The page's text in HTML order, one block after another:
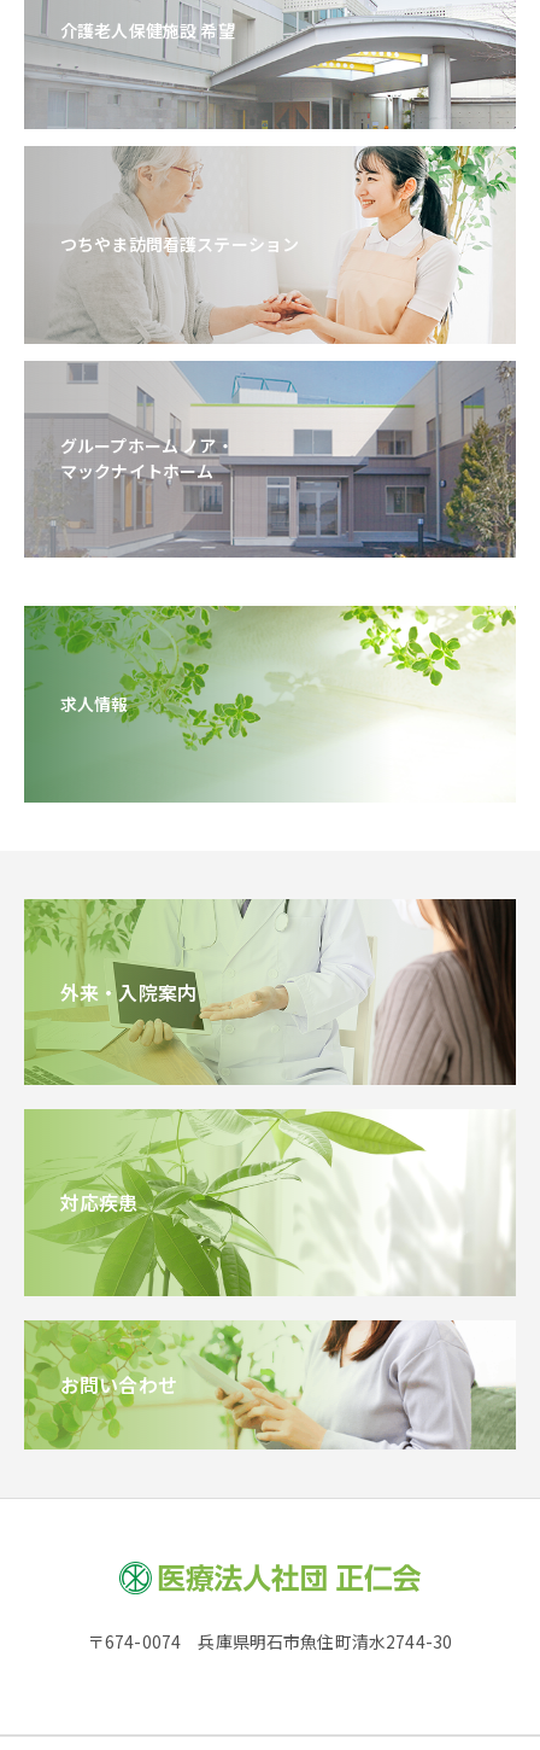
介護老人保健施設 希望
つちやま訪問看護ステーション
グループホーム ノア・
マックナイトホーム
求人情報
外来・入院案内
対応疾患
お問い合わせ
〒674-0074 兵庫県明石市魚住町清水2744-30